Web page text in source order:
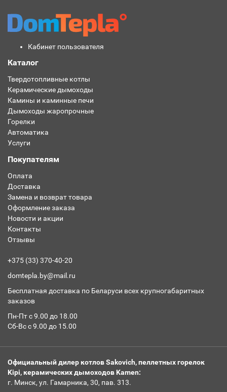
Кабинет пользователя
Каталог
Твердотопливные котлы
Керамические дымоходы
Камины и каминные печи
Дымоходы жаропрочные
Горелки
Автоматика
Услуги
Покупателям
Оплата
Доставка
Замена и возврат товара
Оформление заказа
Новости и акции
Контакты
Отзывы
+375 (33) 370-40-20
domtepla.by@mail.ru
Бесплатная доставка по Беларуси всех крупногабаритных
заказов
Пн-Пт с 9.00 до 18.00
Сб-Вс с 9.00 до 15.00
Официальный дилер котлов Sakovich, пеллетных горелок
Kipi, керамических дымоходов Kamen:
г. Минск, ул. Гамарника, 30, пав. 313.